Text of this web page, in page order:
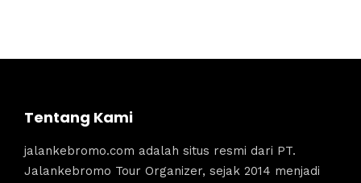
Tentang Kami
jalankebromo.com adalah situs resmi dari PT.
Jalankebromo Tour Organizer, sejak 2014 menjadi